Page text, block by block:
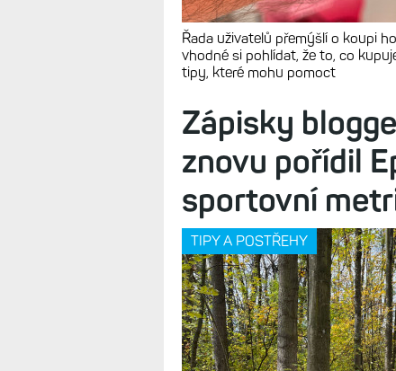
Řada uživatelů přemýšlí o koupi
vhodné si pohlídat, že to, co
tipy, které mohu pomoct
Zápisky
znovu pořídil
sportovní
TIPY A POSTŘEHY